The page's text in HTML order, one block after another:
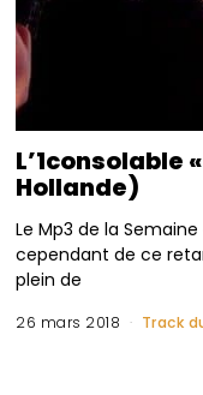
L’1consolable
Hollande)
Le Mp3 de la
cependant de ce
plein de
26 mars 2018 Track